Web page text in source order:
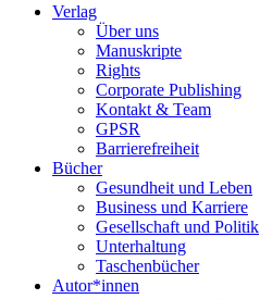
Verlag
Über uns
Manuskripte
Rights
Corporate Publishing
Kontakt & Team
GPSR
Barrierefreiheit
Bücher
Gesundheit und Leben
Business und Karriere
Gesellschaft und Politik
Unterhaltung
Taschenbücher
Autor*innen